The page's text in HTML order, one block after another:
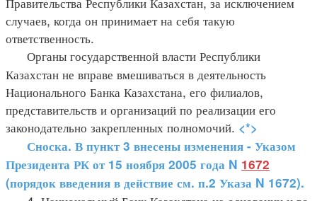
случаев, когда он принимает на себя такую
ответственность.
Органы государственной власти Республики
Казахстан не вправе вмешиваться в деятельность
Национального Банка Казахстана, его филиалов,
представительств и организаций по реализации его
законодательно закрепленных полномочий. <*>
Сноска. В пункт 3 внесены изменения - Указом
Президента РК от 15 ноября 2005 года N 1672
(порядок введения в действие см. п.2 Указа N 1672).